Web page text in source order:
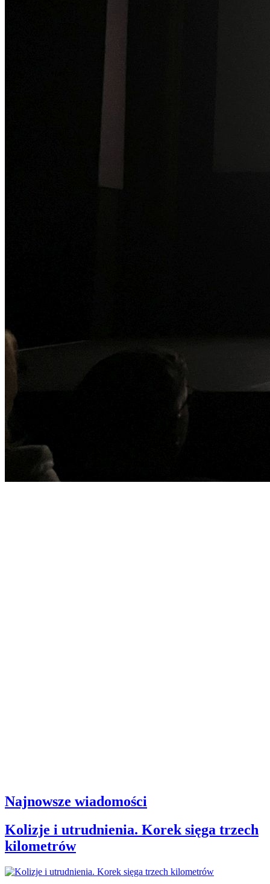
Najnowsze wiadomości
Kolizje i utrudnienia. Korek sięga trzech
kilometrów